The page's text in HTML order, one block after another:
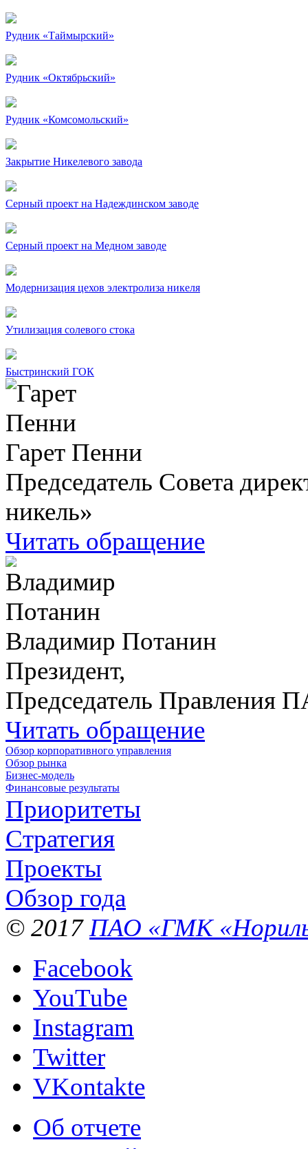
Рудник «Таймырский»
Рудник «Октябрьский»
Рудник «Комсомольский»
Закрытие Никелевого завода
Серный проект на Надеждинском заводе
Серный проект на Медном заводе
Модернизация цехов электролиза никеля
Утилизация солевого стока
Быстринский ГОК
Гарет Пенни
Председатель Совета
никель»
Читать обращение
Владимир Потанин
Президент,
Председатель Правления
Читать обращение
Обзор корпоративного управления
Обзор рынка
Бизнес-модель
Финансовые результаты
Приоритеты
Стратегия
Проекты
Обзор года
© 2017 ПАО «ГМК
Facebook
YouTube
Instagram
Twitter
VKontakte
Об отчете